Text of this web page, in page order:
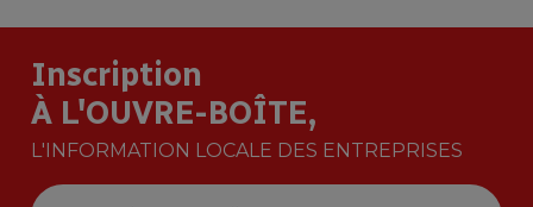
Inscription
À L'OUVRE-BOÎTE,
L'INFORMATION LOCALE DES ENTREPRISES